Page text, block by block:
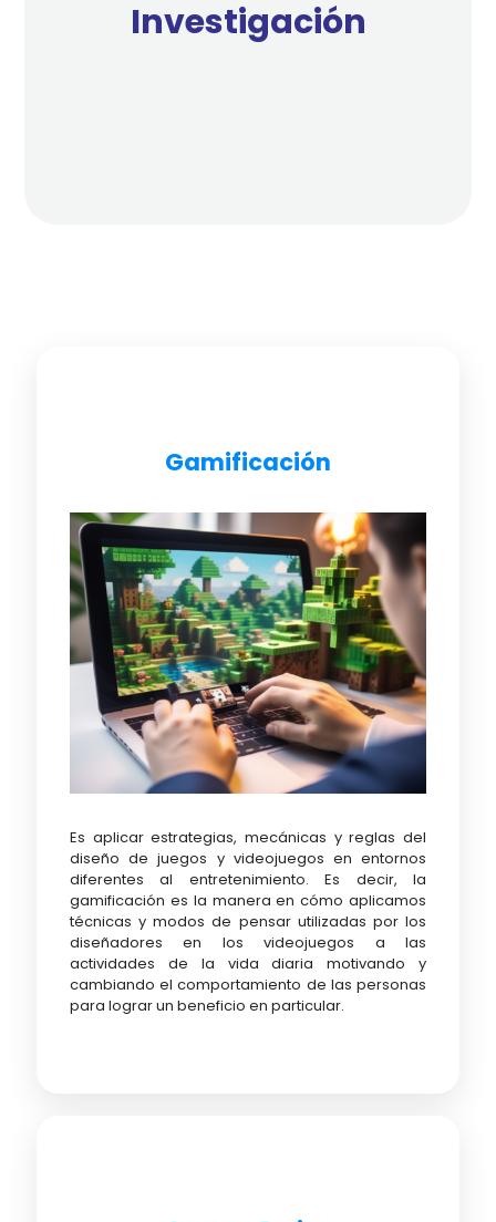
Investigación
Gamificación
Es aplicar estrategias, mecánicas y reglas del
diseño de juegos y videojuegos en entornos
diferentes al entretenimiento. Es decir, la
gamificación es la manera en cómo aplicamos
técnicas y modos de pensar utilizadas por los
diseñadores en los videojuegos a las
actividades de la vida diaria motivando y
cambiando el comportamiento de las personas
para lograr un beneficio en particular.